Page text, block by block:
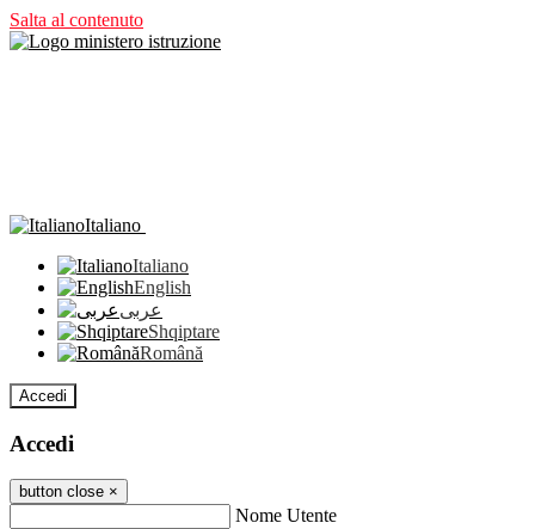
Salta al contenuto
Italiano
Italiano
English
عربى
Shqiptare
Română
Accedi
Accedi
button close ×
Nome Utente